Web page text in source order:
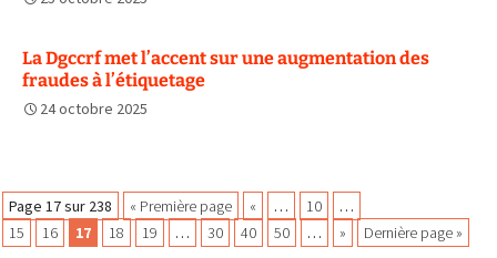
La Dgccrf met l’accent sur une augmentation des
fraudes à l’étiquetage
24 octobre 2025
Navigation
Page 17 sur 238 « Première page « … 10
…
15
16 17 18 19 … 30 40 50 … » Dernière page »